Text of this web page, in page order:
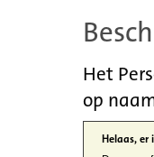
Het
op
Helaas, er